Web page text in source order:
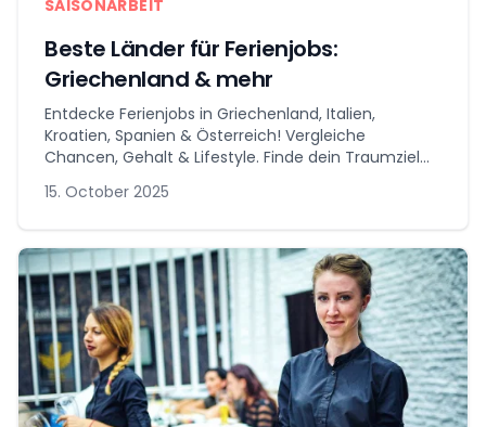
SAISONARBEIT
Beste Länder für Ferienjobs:
Griechenland & mehr
Entdecke Ferienjobs in Griechenland, Italien,
Kroatien, Spanien & Österreich! Vergleiche
Chancen, Gehalt & Lifestyle. Finde dein Traumziel
15. October 2025